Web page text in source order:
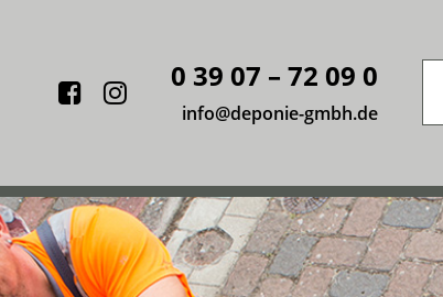
Facebook
Instagram
0 39 07 – 72 09 0
info@deponie-gmbh.de